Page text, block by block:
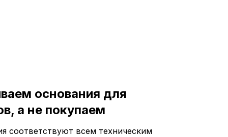
основания для
а не покупаем
соответствуют всем техническим